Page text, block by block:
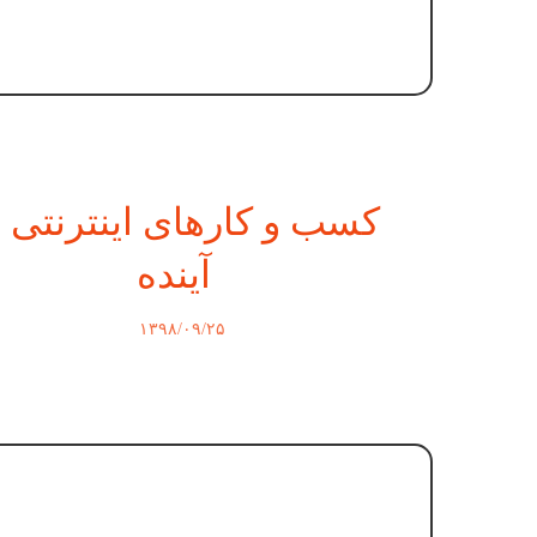
کسب‌ و‌ کارهای اینترنتی
آینده
۱۳۹۸/۰۹/۲۵